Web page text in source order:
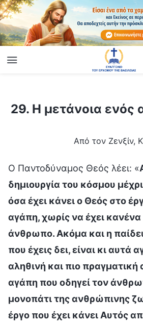
29. Η μετάνοια ενός αξιωματικού
29. Η μετάνοια ενός
Από τον Ζενξίν,
Ο Παντοδύναμος Θεός λέει: «
δημιουργία του κόσμου
όσα έχει κάνει ο Θεός στο
αγάπη, χωρίς να έχει κανένα
άνθρωπο. Ακόμα και η
που έχεις δει, είναι κι αυτά
αληθινή και πιο πραγματική
αγάπη που οδηγεί τον
μονοπάτι της ανθρώπινης
έργο που έχει κάνει Αυτός